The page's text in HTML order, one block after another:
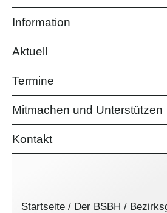
Information
Aktuell
Termine
Mitmachen und Unterstützen
Kontakt
Startseite / Der BSBH /